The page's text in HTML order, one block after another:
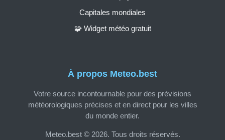
À propos Meteo.best
Votre source incontournable pour des prévisions
météorologiques précises et en direct pour les villes
du monde entier.
Meteo.best © 2026. Tous droits réservés.
Capitales mondiales
🧩 Widget météo gratuit